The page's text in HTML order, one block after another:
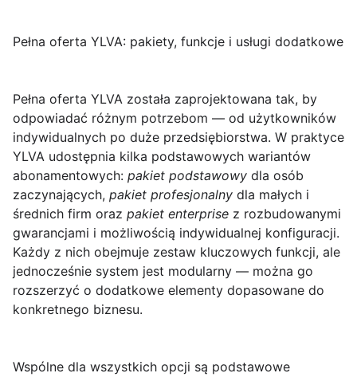
Pełna oferta YLVA: pakiety, funkcje i usługi dodatkowe
Pełna oferta YLVA została zaprojektowana tak, by
odpowiadać różnym potrzebom — od użytkowników
indywidualnych po duże przedsiębiorstwa. W praktyce
YLVA udostępnia kilka podstawowych wariantów
abonamentowych: pakiet podstawowy dla osób
zaczynających, pakiet profesjonalny dla małych i
średnich firm oraz pakiet enterprise z rozbudowanymi
gwarancjami i możliwością indywidualnej konfiguracji.
Każdy z nich obejmuje zestaw kluczowych funkcji, ale
jednocześnie system jest modularny — można go
rozszerzyć o dodatkowe elementy dopasowane do
konkretnego biznesu.
Wspólne dla wszystkich opcji są podstawowe